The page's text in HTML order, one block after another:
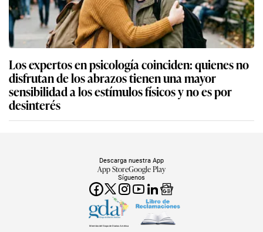
Los expertos en psicología coinciden: quienes no
disfrutan de los abrazos tienen una mayor
sensibilidad a los estímulos físicos y no es por
desinterés
Síguenos
Descarga nuestra App
App StoreGoogle Play
Miembro del Grupo de Diarios América